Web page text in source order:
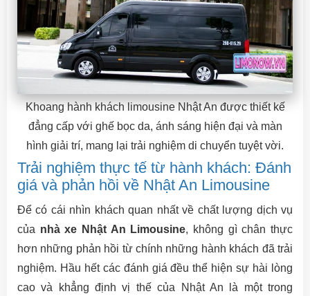
Khoang hành khách limousine Nhật An được thiết kế
đẳng cấp với ghế bọc da, ánh sáng hiện đại và màn
hình giải trí, mang lại trải nghiệm di chuyển tuyệt vời.
Trải nghiệm thực tế từ hành khách: Đánh
giá và phản hồi về Nhật An Limousine
Để có cái nhìn khách quan nhất về chất lượng dịch vụ
của nhà xe Nhật An Limousine, không gì chân thực
hơn những phản hồi từ chính những hành khách đã trải
nghiệm. Hầu hết các đánh giá đều thể hiện sự hài lòng
cao và khẳng định vị thế của Nhật An là một trong